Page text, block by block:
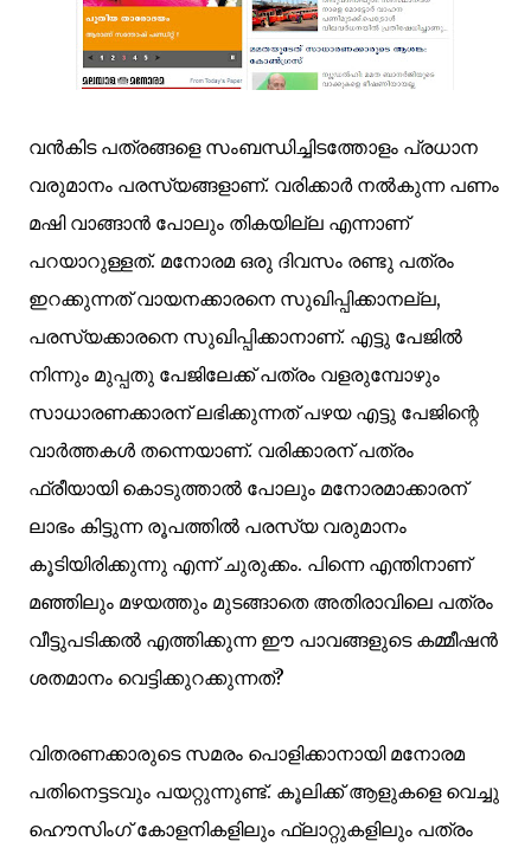
വന്‍കിട പത്രങ്ങളെ സംബന്ധിച്ചിടത്തോളം പ്രധാന
വരുമാനം പരസ്യങ്ങളാണ്. വരിക്കാര്‍ നല്‍കുന്ന പണം
മഷി വാങ്ങാന്‍ പോലും തികയില്ല എന്നാണ്
പറയാറുള്ളത്. മനോരമ ഒരു ദിവസം രണ്ടു പത്രം
ഇറക്കുന്നത്‌ വായനക്കാരനെ സുഖിപ്പിക്കാനല്ല,
പരസ്യക്കാരനെ സുഖിപ്പിക്കാനാണ്. എട്ടു പേജില്‍
നിന്നും മുപ്പതു പേജിലേക്ക് പത്രം വളരുമ്പോഴും
സാധാരണക്കാരന് ലഭിക്കുന്നത് പഴയ എട്ടു പേജിന്റെ
വാര്‍ത്തകള്‍ തന്നെയാണ്. വരിക്കാരന് പത്രം
ഫ്രീയായി കൊടുത്താല്‍ പോലും മനോരമാക്കാരന്
ലാഭം കിട്ടുന്ന രൂപത്തില്‍ പരസ്യ വരുമാനം
കൂടിയിരിക്കുന്നു എന്ന്ചുരുക്കം. പിന്നെ എന്തിനാണ്
മഞ്ഞിലും മഴയത്തും മുടങ്ങാതെ അതിരാവിലെ പത്രം
വീട്ടുപടിക്കല്‍ എത്തിക്കുന്ന ഈ പാവങ്ങളുടെ കമ്മീഷന്‍
ശതമാനം വെട്ടിക്കുറക്കുന്നത്?
വിതരണക്കാരുടെ സമരം പൊളിക്കാനായി മനോരമ
പതിനെട്ടടവും പയറ്റുന്നുണ്ട്. കൂലിക്ക് ആളുകളെ വെച്ചു
ഹൌസിംഗ് കോളനികളിലും ഫ്ലാറ്റുകളിലും പത്രം